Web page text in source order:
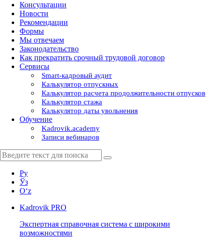
Консультации
Новости
Рекомендации
Формы
Мы отвечаем
Законодательство
Как прекратить срочный трудовой договор
Сервисы
Smart-кадровый аудит
Калькулятор отпускных
Калькулятор расчета продолжительности отпусков
Калькулятор стажа
Калькулятор даты увольнения
Обучение
Kadrovik.academy
Записи вебинаров
Ру
Ўз
Oʻz
Kadrovik PRO
Экспертная справочная система с широкими
возможностями